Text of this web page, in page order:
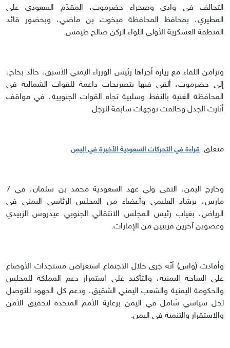
التحالف في وادي وصحراء حضرموت، المقدّم السعودي علي
المطيري، بمحافظ المحافظة مبخوت بن ماضي، وبحضور قائد
المنطقة العسكرية الأولى اللواء الركن صالح طيمس.
وتزامن اللقاء مع زيارة أجراها رئيس الوزراء اليمني الأسبق، خالد بحاح،
إلى حضرموت، ألقى فيها بتصريحات داعمة للقوات الشمالية في
المحافظة الغنية بالنفط وسلبية تجاه القوات الجنوبية، في مواقف
أثارت الجدل وخالفت توجهات سابقة للرجل.
متعلق: قراءة في التحركات السعودية الأخيرة في اليمن
وخارج اليمن، التقى ولي عهد السعودية محمد بن سلمان، في 7
مارس، برشاد العليمي وأعضاء من المجلس الرئاسي اليمني في
الرياض، بغياب رئيس المجلس الانتقالي الجنوبي عيدروس الزبيدي
وعضوين آخرين قريبين من الإمارات.
وأفادت (واس) أنَّه جرى خلال الاجتماع استعراض مستجدات الأوضاع
على الساحة اليمنية، والتأكيد على استمرار دعم المملكة للمجلس
والحكومة اليمنية والشعب اليمني الشقيق، ودعم كل الجهود للتوصل
لحل سياسي شامل في اليمن برعاية الأمم المتحدة لتحقيق الأمن
والاستقرار والتنمية في اليمن.